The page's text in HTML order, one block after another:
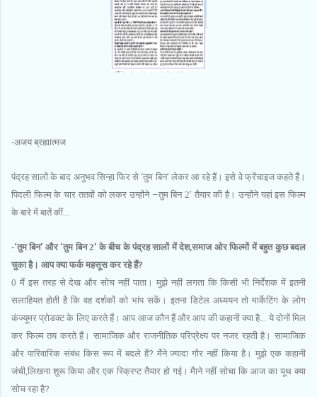
-अजय ब्रह्मात्‍मज
पंद्रह सालों के बाद अनुभव सिन्‍हा फिर से ‘तुम बिन’ लेकर आ रहे हैं। इसे वे फ्रेंचाइज कहते हैं।
पिदली फिल्‍म के चार ततवों को लकर उन्‍होंने –तुम बिन 2’ तैयार की है। उन्‍होंने यहां इस फिल्‍म
के बारे में बातें कीं...
-‘तुम बिन’ और ‘तुम बिन 2’ के बीच के पंद्रह सालों में देश,समाज ओर फिल्‍मों में बहुत कुछ बदल
चुका है। आप क्‍या फर्क महसूस कर रहे हैं?
0 मैं इस तरह से देख और सोच नहीं पाता। मुझे नहीं लगता कि किसी भी निर्देशक में इतनी
सलाहियत होती है कि वह दर्शकों को भांप सकें। इतना डिटेल अध्‍ययन तो मार्केटिंग के लोग
कंज्‍यूमर प्रोडक्‍ट के लिए करते हैं। आप आज कौन हैं और आप की कहानी क्‍या है... ये दोनों मिल
कर फिल्‍म तय करते हैं। सामाजिक और राजनीतिक परिप्रेक्ष्‍य पर नजर रहती है। सामाजिक
और पारिवारिक संबंध किस रूप में बदले हैं? मैंने ज्‍यादा गौर नहीं किया है। मुझे एक कहानी
जंची,लिखना शुरू किया और एक स्क्रिप्‍ट तैयार हो गई। मैाने नहीं सोचा कि आज का यूथ क्‍या
सोच रहा है?